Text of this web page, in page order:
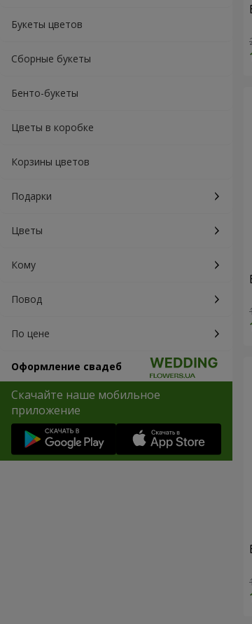
Букеты цветов
Сборные букеты
Бенто-букеты
Цветы в коробке
Корзины цветов
Подарки
Цветы
Кому
Повод
По цене
Оформление свадеб
Скачайте наше мобильное
приложение